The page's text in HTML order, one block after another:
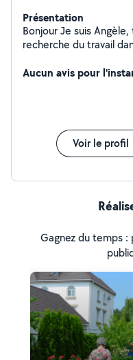
Présentation
Bonjour Je suis
recherche du travail
visiteurs de convivialité
Aucun avis pour
Voir le profil
Gagnez du temps